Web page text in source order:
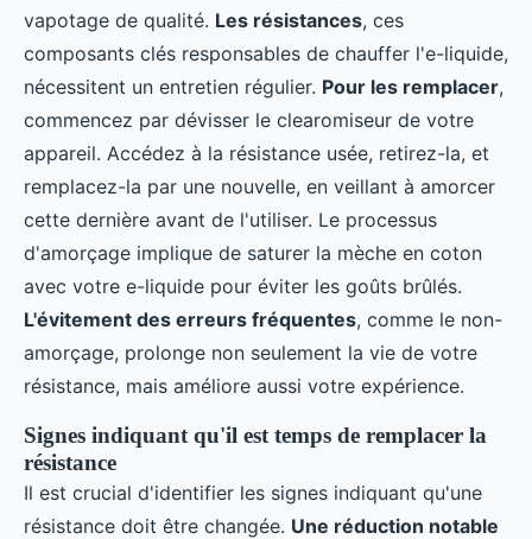
vapotage de qualité. Les résistances, ces
composants clés responsables de chauffer l'e-liquide,
nécessitent un entretien régulier. Pour les remplacer,
commencez par dévisser le clearomiseur de votre
appareil. Accédez à la résistance usée, retirez-la, et
remplacez-la par une nouvelle, en veillant à amorcer
cette dernière avant de l'utiliser. Le processus
d'amorçage implique de saturer la mèche en coton
avec votre e-liquide pour éviter les goûts brûlés.
L'évitement des erreurs fréquentes, comme le non-
amorçage, prolonge non seulement la vie de votre
résistance, mais améliore aussi votre expérience.
Signes indiquant qu'il est temps de remplacer la
résistance
Il est crucial d'identifier les signes indiquant qu'une
résistance doit être changée. Une réduction notable